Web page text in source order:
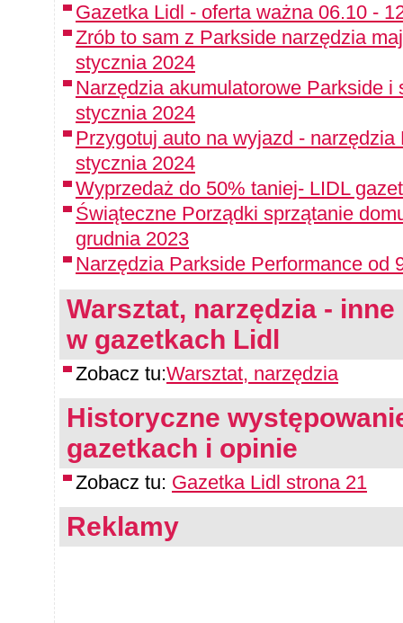
Gazetka Lidl - oferta ważna 06.10 -
Zrób to sam z Parkside narzędzia
stycznia 2024
Narzędzia akumulatorowe Parkside i
stycznia 2024
Przygotuj auto na wyjazd -
stycznia 2024
Wyprzedaż do 50% taniej- LIDL
Świąteczne Porządki sprzątanie
grudnia 2023
Narzędzia Parkside Performance od
Warsztat, narzędzia -
w gazetkach Lidl
Zobacz tu:Warsztat, narzędzia
Historyczne
gazetkach i opinie
Zobacz tu: Gazetka Lidl strona 21
Reklamy